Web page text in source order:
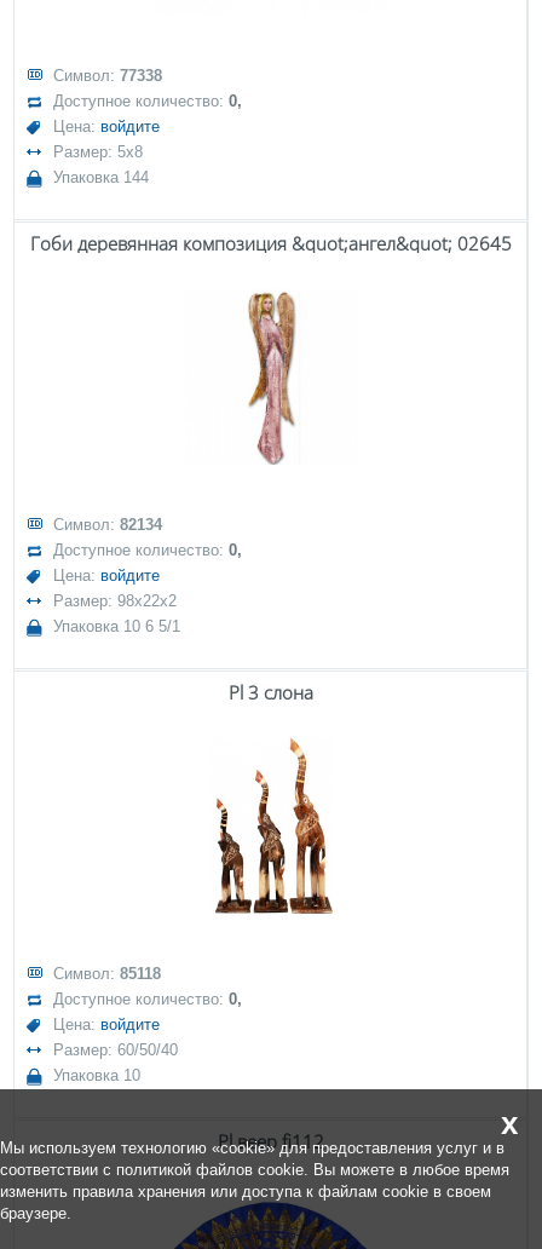
Символ:77338
Доступное количество:0,
Цена: войдите
Размер: 5x8
Упаковка 144
Гоби деревянная композиция &quot;ангел&quot; 02645
Символ:82134
Доступное количество:0,
Цена: войдите
Размер: 98x22x2
Упаковка 10 6 5/1
Pl 3 слона
Символ:85118
Доступное количество:0,
Цена: войдите
Размер: 60/50/40
Упаковка 10
Pl веер fi112 x
Мы используем технологию «cookie» для предоставления услуг и в
соответствии с политикой файлов cookie. Вы можете в любое время
изменить правила хранения или доступа к файлам cookie в своем
браузере.